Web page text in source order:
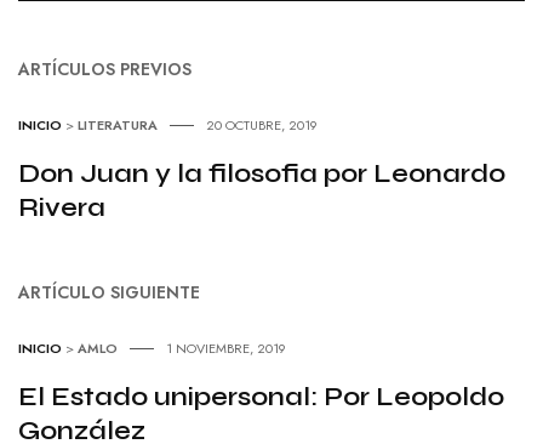
ARTÍCULOS PREVIOS
INICIO >LITERATURA 20 OCTUBRE, 2019
Don Juan y la filosofia por Leonardo
Rivera
ARTÍCULO SIGUIENTE
INICIO >AMLO 1 NOVIEMBRE, 2019
El Estado unipersonal: Por Leopoldo
González